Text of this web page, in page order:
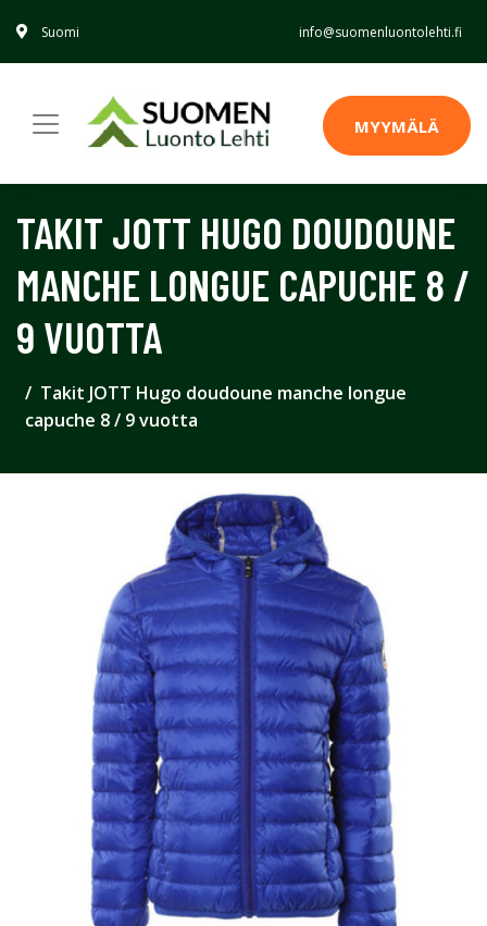
Suomi info@suomenluontolehti.fi
MYYMÄLÄ
TAKIT JOTT HUGO DOUDOUNE
MANCHE LONGUE CAPUCHE 8 /
9 VUOTTA
Takit JOTT Hugo doudoune manche longue
capuche 8 / 9 vuotta